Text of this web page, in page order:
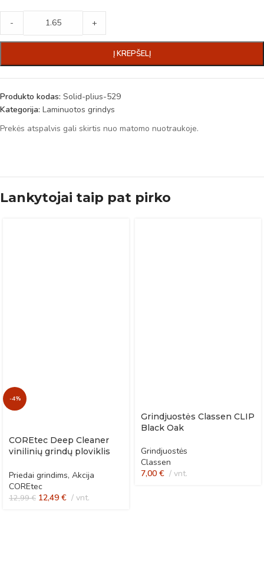
- +
Į KREPŠELĮ
Produkto kodas: Solid-plius-529
Kategorija: Laminuotos grindys
Prekės atspalvis gali skirtis nuo matomo nuotraukoje.
Lankytojai taip pat pirko
-4%
COREtec Deep Cleaner
vinilinių grindų ploviklis
Priedai grindims, Akcija
COREtec
12,99€ 12,49 € vnt.
Grindjuostės Classen CLIP
Black Oak
Grindjuostės
Classen
7,00 € vnt.